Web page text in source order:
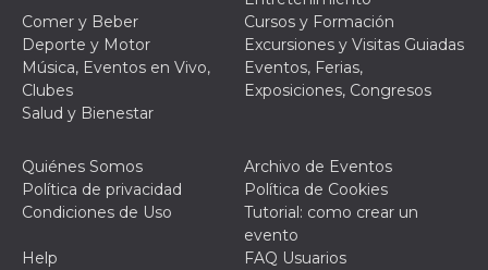
Comer y Beber
Cursos y Formación
Deporte y Motor
Excursiones y Visitas Guiadas
Música, Eventos en Vivo,
Clubes
Eventos, Ferias,
Exposiciones, Congresos
Salud y Bienestar
Quiénes Somos
Archivo de Eventos
Política de privacidad
Política de Cookies
Condiciones de Uso
Tutorial: como crear un
evento
Help
FAQ Usuarios